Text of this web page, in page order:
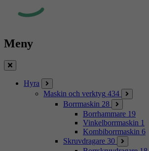
Meny
Stäng
Hyra
Maskin och verktyg 434
Borrmaskin 28
Borrhammare 19
Vinkelborrmaskin 1
Kombiborrmaskin 6
Skruvdragare 30